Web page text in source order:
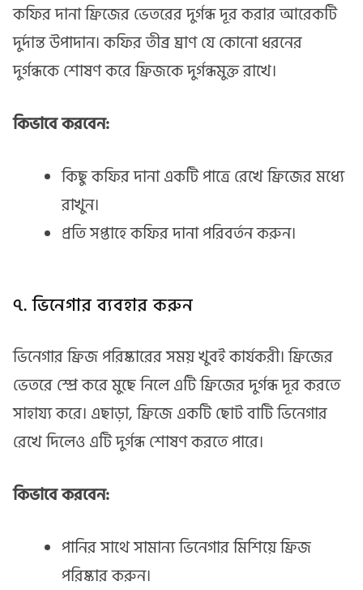
কফির দানা ফ্রিজের ভেতরের দুর্গন্ধ দূর করার আরেকটি
দুর্দান্ত উপাদান। কফির তীব্র ঘ্রাণ যে কোনো ধরনের
দুর্গন্ধকে শোষণ করে ফ্রিজকে দুর্গন্ধমুক্ত রাখে।
কিভাবে করবেন:
কিছু কফির দানা একটি পাত্রে রেখে ফ্রিজের মধ্যে
রাখুন।
প্রতি সপ্তাহে কফির দানা পরিবর্তন করুন।
৭. ভিনেগার ব্যবহার করুন
ভিনেগার ফ্রিজ পরিষ্কারের সময় খুবই কার্যকরী। ফ্রিজের
ভেতরে স্প্রে করে মুছে নিলে এটি ফ্রিজের দুর্গন্ধ দূর করতে
সাহায্য করে। এছাড়া, ফ্রিজে একটি ছোট বাটি ভিনেগার
রেখে দিলেও এটি দুর্গন্ধ শোষণ করতে পারে।
কিভাবে করবেন:
পানির সাথে সামান্য ভিনেগার মিশিয়ে ফ্রিজ
পরিষ্কার করুন।